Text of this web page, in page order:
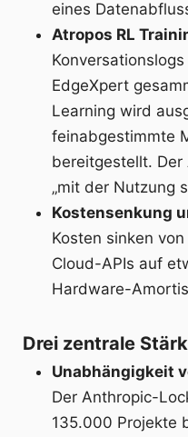
eines
Atropos RL
EdgeXpert
Learning wird
feinabgestimmte
bereitgestellt.
„mit der Nutzung
Kostensenkung
Kosten sinken
Cloud-APIs auf
Hardware-
Drei zentrale
Unabhängigkeit
Der Anthropic-
135.000 Projekte